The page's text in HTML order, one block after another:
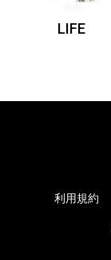
LIFE
利用規約